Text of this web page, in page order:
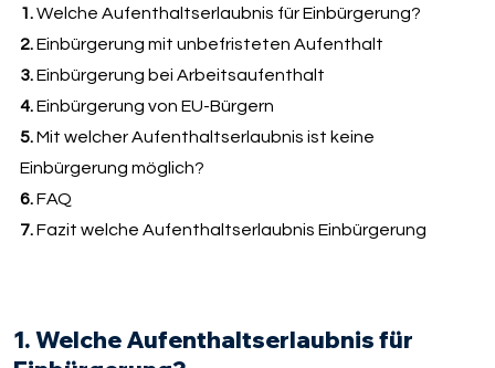
1.Welche Aufenthaltserlaubnis für Einbürgerung?
2.Einbürgerung mit unbefristeten Aufenthalt
3.Einbürgerung bei Arbeitsaufenthalt
4.Einbürgerung von EU-Bürgern
5.Mit welcher Aufenthaltserlaubnis ist keine
Einbürgerung möglich?
6.FAQ
7.Fazit welche Aufenthaltserlaubnis Einbürgerung
1. Welche Aufenthaltserlaubnis für